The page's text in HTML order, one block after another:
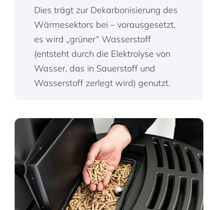
Dies trägt zur Dekarbonisierung des
Wärmesektors bei – vorausgesetzt,
es wird „grüner“ Wasserstoff
(entsteht durch die Elektrolyse von
Wasser, das in Sauerstoff und
Wasserstoff zerlegt wird) genutzt.